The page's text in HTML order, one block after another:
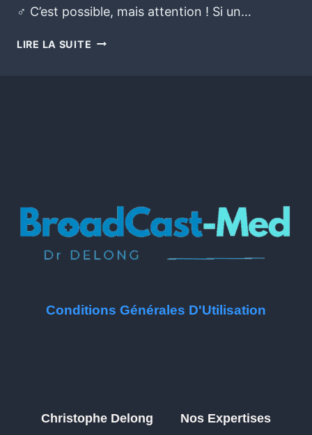
‍♂️ C’est possible, mais attention ! Si un…
LIRE LA SUITE
Conditions Générales D'Utilisation
Christophe Delong Nos Expertises